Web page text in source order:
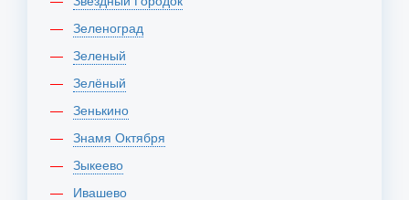
Зеленоград
Зеленый
Зелёный
Зенькино
Знамя Октября
Зыкеево
Ивашево